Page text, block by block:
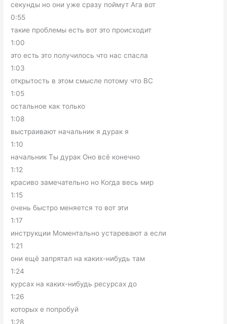
секунды но они уже сразу поймут Ага вот
0:55
такие проблемы есть вот это происходит
1:00
это есть это получилось что нас спасла
1:03
открытость в этом смысле потому что ВС
1:05
остальное как только
1:08
выстраивают начальник я дурак я
1:10
начальник Ты дурак Оно всё конечно
1:12
красиво замечательно но Когда весь мир
1:15
очень быстро меняется то вот эти
1:17
инструкции Моментально устаревают а если
1:21
они ещё запрятал на каких-нибудь там
1:24
курсах на каких-нибудь ресурсах до
1:26
которых е попробуй
1:28